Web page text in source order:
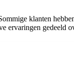
klanten
ervaringen gedeeld